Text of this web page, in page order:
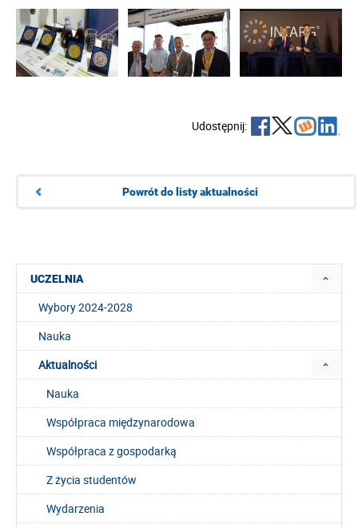
Udostępnij:
Powrót do listy aktualności
UCZELNIA
Wybory 2024-2028
Nauka
Aktualności
Nauka
Współpraca międzynarodowa
Współpraca z gospodarką
Z życia studentów
Wydarzenia